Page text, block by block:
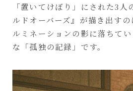
「置いてけぼり」にされた3人
ルドオーバーズ』が描き出す
ルミネーションの影に落ちて
な「孤独の記録」です。